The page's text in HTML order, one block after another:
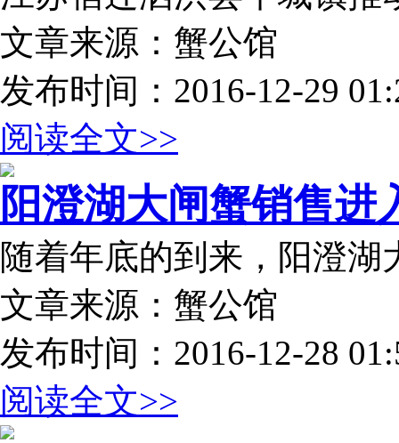
文章来源：蟹公馆
发布时间：2016-12-29
阅读全文>>
阳澄湖大闸蟹销售进
随着年底的到来，阳澄
文章来源：蟹公馆
发布时间：2016-12-28
阅读全文>>